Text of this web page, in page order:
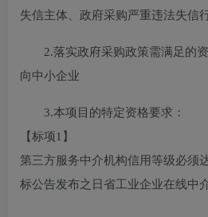
失信主体、政府采购严重违法失信
2.落实政府采购政策需满足的
向中小企业
3.本项目的特定资格要求：
【标项1】
第三方服务中介机构信用等级必须
标公告发布之日省工业企业在线中